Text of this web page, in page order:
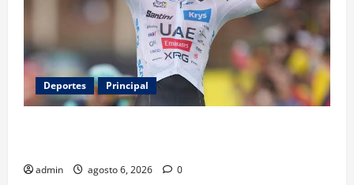
Deportes Principal
admin agosto 6, 2026 0